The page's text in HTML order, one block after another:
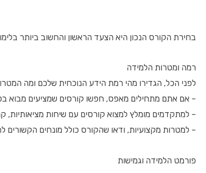
בחירת הקורס הנכון היא הצעד הראשון והחשוב ביותר
רמה ומטרות הלמידה
לפני הכל, הגדירו מהי רמת הידע הנוכחית שלכם ומה
– אם אתם מתחילים מאפס, חפשו קורסים שמציעים מבוא
– למתקדמים מומלץ למצוא קורסים עם שיחות מציאותיות,
– למטרות מקצועיות, ודאו שהקורס כולל מונחים הקשורים
פורמט הלמידה וגמישות